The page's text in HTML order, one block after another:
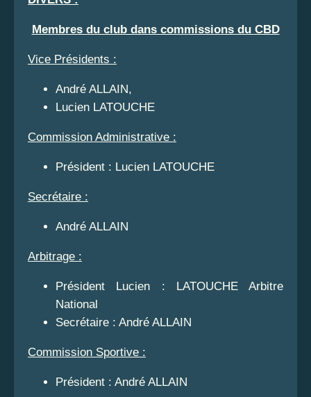
Membres du club dans commissions du CBD
Vice Présidents :
André ALLAIN,
Lucien LATOUCHE
Commission Administrative :
Président : Lucien LATOUCHE
Secrétaire :
André ALLAIN
Arbitrage :
Président Lucien : LATOUCHE Arbitre
National
Secrétaire : André ALLAIN
Commission Sportive :
Président : André ALLAIN